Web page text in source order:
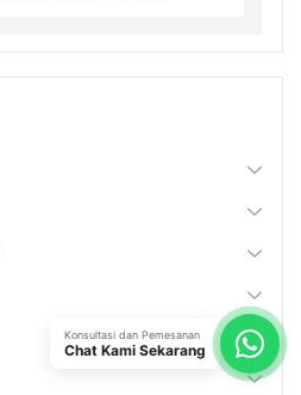
Konsultasi dan Pemesanan
Chat Kami Sekarang